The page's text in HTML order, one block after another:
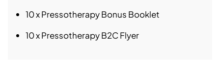
10 xPressotherapyBonus Booklet
10 xPressotherapyB2C Flyer